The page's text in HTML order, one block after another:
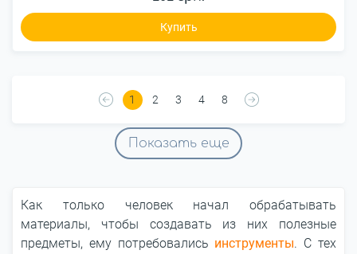
Купить
1 2 3 4 8
Показать еще
Как только человек начал обрабатывать
материалы, чтобы создавать из них полезные
предметы, ему потребовались инструменты. С тех